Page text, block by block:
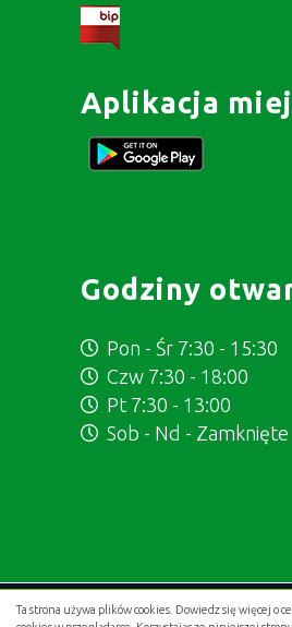
Ta strona używa plików cookies. Dowiedz się więcej o
Aplikacja
Godziny
Pon - Śr 7:30 - 15:30
Czw 7:30 - 18:00
Pt 7:30 - 13:00
Sob - Nd - Zamknięte
Projekt i wykonanie:.gold